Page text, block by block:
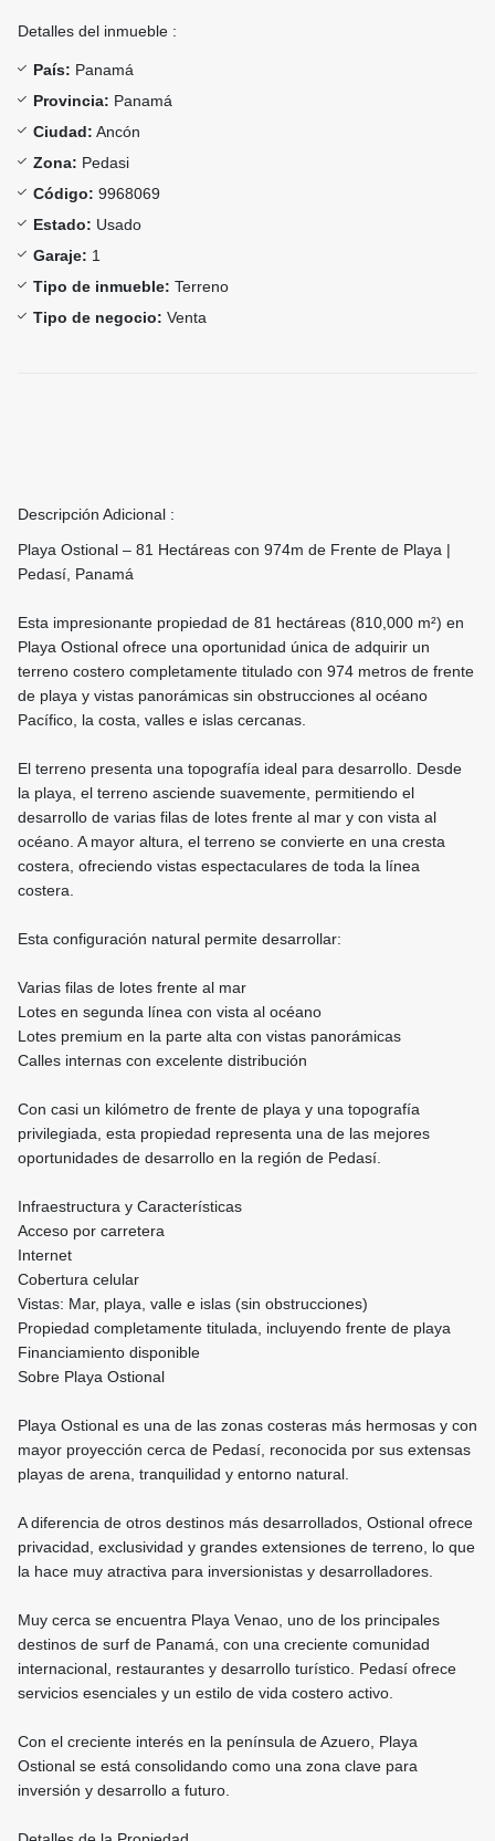
Detalles del inmueble :
País: Panamá
Provincia: Panamá
Ciudad: Ancón
Zona: Pedasi
Código: 9968069
Estado: Usado
Garaje: 1
Tipo de inmueble: Terreno
Tipo de negocio: Venta
Descripción Adicional :
Playa Ostional – 81 Hectáreas con 974m de Frente de Playa |
Pedasí, Panamá
Esta impresionante propiedad de 81 hectáreas (810,000 m²) en
Playa Ostional ofrece una oportunidad única de adquirir un
terreno costero completamente titulado con 974 metros de frente
de playa y vistas panorámicas sin obstrucciones al océano
Pacífico, la costa, valles e islas cercanas.
El terreno presenta una topografía ideal para desarrollo. Desde
la playa, el terreno asciende suavemente, permitiendo el
desarrollo de varias filas de lotes frente al mar y con vista al
océano. A mayor altura, el terreno se convierte en una cresta
costera, ofreciendo vistas espectaculares de toda la línea
costera.
Esta configuración natural permite desarrollar:
Varias filas de lotes frente al mar
Lotes en segunda línea con vista al océano
Lotes premium en la parte alta con vistas panorámicas
Calles internas con excelente distribución
Con casi un kilómetro de frente de playa y una topografía
privilegiada, esta propiedad representa una de las mejores
oportunidades de desarrollo en la región de Pedasí.
Infraestructura y Características
Acceso por carretera
Internet
Cobertura celular
Vistas: Mar, playa, valle e islas (sin obstrucciones)
Propiedad completamente titulada, incluyendo frente de playa
Financiamiento disponible
Sobre Playa Ostional
Playa Ostional es una de las zonas costeras más hermosas y con
mayor proyección cerca de Pedasí, reconocida por sus extensas
playas de arena, tranquilidad y entorno natural.
A diferencia de otros destinos más desarrollados, Ostional ofrece
privacidad, exclusividad y grandes extensiones de terreno, lo que
la hace muy atractiva para inversionistas y desarrolladores.
Muy cerca se encuentra Playa Venao, uno de los principales
destinos de surf de Panamá, con una creciente comunidad
internacional, restaurantes y desarrollo turístico. Pedasí ofrece
servicios esenciales y un estilo de vida costero activo.
Con el creciente interés en la península de Azuero, Playa
Ostional se está consolidando como una zona clave para
inversión y desarrollo a futuro.